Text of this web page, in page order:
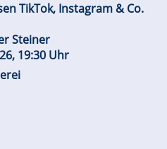
TikTok, Instagram & Co.
Steiner
19:30 Uhr